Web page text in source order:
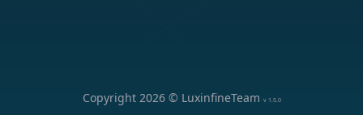
Copyright 2026© LuxinfineTeam v 1.5.0